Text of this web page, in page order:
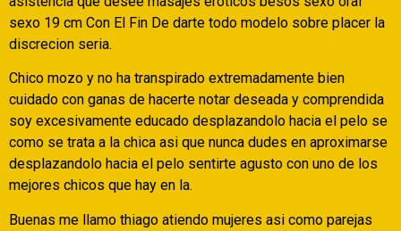
sexo 19 cm Con El Fin De darte todo modelo sobre placer la
discrecion seri­a.
Chico mozo y no ha transpirado extremadamente bien
cuidado con ganas de hacerte notar deseada y comprendida
soy excesivamente educado desplazandolo hacia el pelo se
como se trata a la chica asi que nunca dudes en aproximarse
desplazandolo hacia el pelo sentirte agusto con uno de los
mejores chicos que hay en la.
Buenas me llamo thiago atiendo mujeres asi­ como parejas